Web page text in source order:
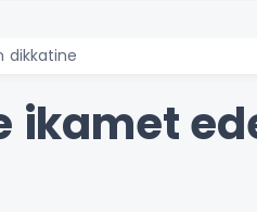
dikkatine
ikamet